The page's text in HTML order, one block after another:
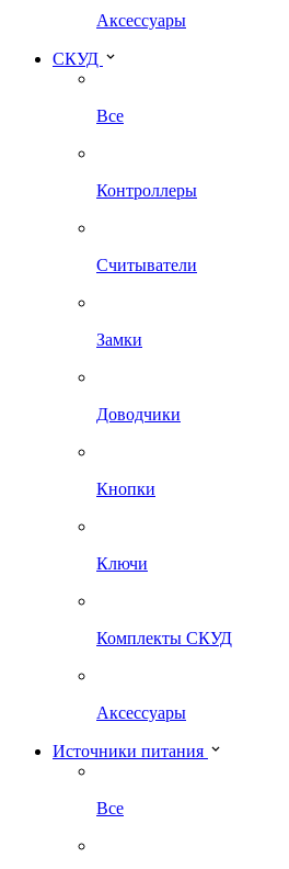
Аксессуары
СКУД
Все
Контроллеры
Считыватели
Замки
Доводчики
Кнопки
Ключи
Комплекты СКУД
Аксессуары
Источники питания
Все